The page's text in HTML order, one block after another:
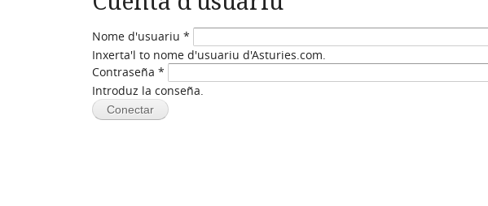
Nome d'usuariu *
Inxerta'l to nome d'usuariu d'Asturies.com.
Contraseña *
Introduz la conseña.